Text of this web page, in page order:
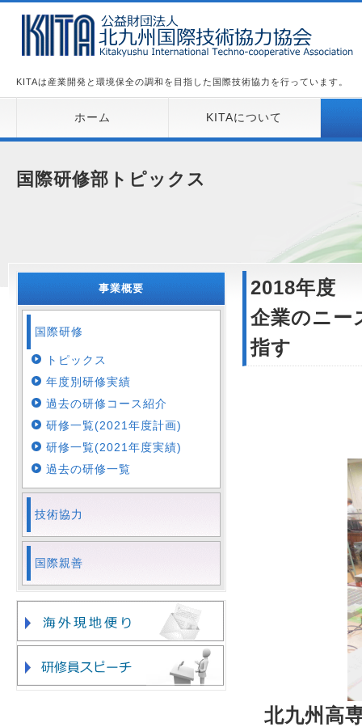
KITAは産業開発と環境保全の調和を目指した国際技術協力を行っています。
ホーム KITAについて
国際研修部トピックス
2018年度
企業のニー
指す
北九州高
事業概要
国際研修
トピックス
年度別研修実績
過去の研修コース紹介
研修一覧(2021年度計画)
研修一覧(2021年度実績)
過去の研修一覧
技術協力
国際親善